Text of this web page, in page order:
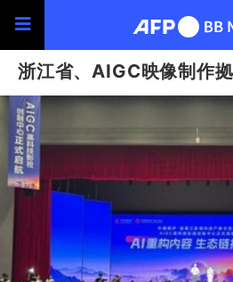
浙江省、AIGC映像制作